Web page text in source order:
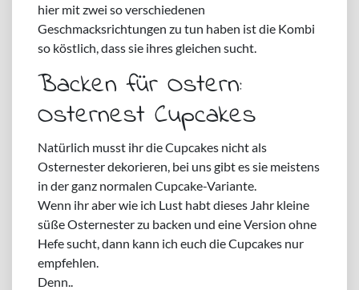
hier mit zwei so verschiedenen
Geschmacksrichtungen zu tun haben ist die Kombi
so köstlich, dass sie ihres gleichen sucht.
Backen für Ostern:
Osternest Cupcakes
Natürlich musst ihr die Cupcakes nicht als
Osternester dekorieren, bei uns gibt es sie meistens
in der ganz normalen Cupcake-Variante.
Wenn ihr aber wie ich Lust habt dieses Jahr kleine
süße Osternester zu backen und eine Version ohne
Hefe sucht, dann kann ich euch die Cupcakes nur
empfehlen.
Denn..